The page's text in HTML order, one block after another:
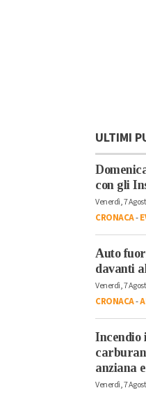
ULTIMI
con gli
Venerdì, 7
CRONACA-
Auto
davanti
Venerdì, 7
CRONACA-
Incendio
anziana
Venerdì, 7